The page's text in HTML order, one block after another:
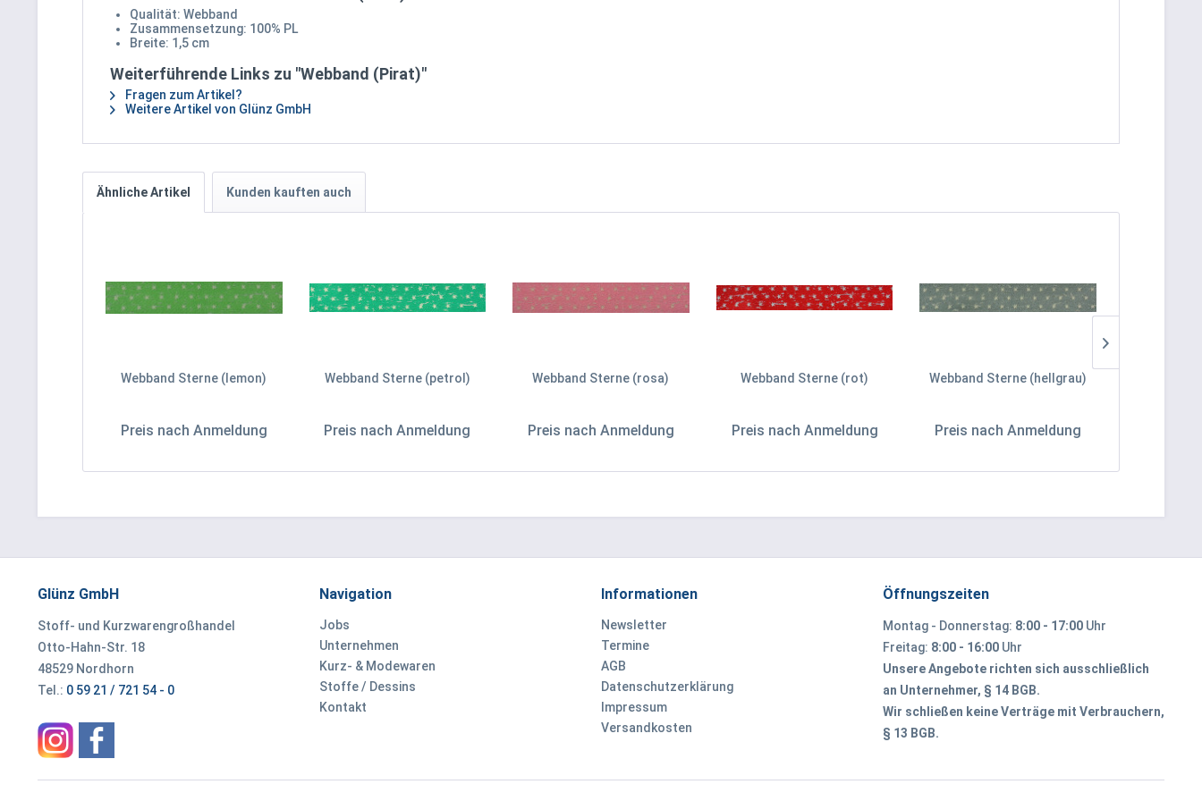
Qualität: Webband
Zusammensetzung: 100% PL
Breite: 1,5 cm
Weiterführende Links zu "Webband (Pirat)"
Fragen zum Artikel?
Weitere Artikel von Glünz GmbH
Ähnliche Artikel Kunden kauften auch
Webband Sterne (lemon)
Preis nach Anmeldung
Webband Sterne (petrol)
Preis nach Anmeldung
Webband Sterne (rosa)
Preis nach Anmeldung
Webband Sterne (rot)
Preis nach Anmeldung
Webband Sterne (hellgrau)
Preis nach Anmeldung
Glünz GmbH
Stoff- und Kurzwarengroßhandel
Otto-Hahn-Str. 18
48529 Nordhorn
Tel.: 0 59 21 / 721 54 - 0
Navigation
Jobs
Unternehmen
Kurz- & Modewaren
Stoffe / Dessins
Kontakt
Informationen
Newsletter
Termine
AGB
Datenschutzerklärung
Impressum
Versandkosten
Öffnungszeiten
Montag - Donnerstag: 8:00 - 17:00 Uhr
Freitag: 8:00 - 16:00 Uhr
Unsere Angebote richten sich ausschließlich
an Unternehmer, § 14 BGB.
Wir schließen keine Verträge mit Verbrauchern,
§ 13 BGB.